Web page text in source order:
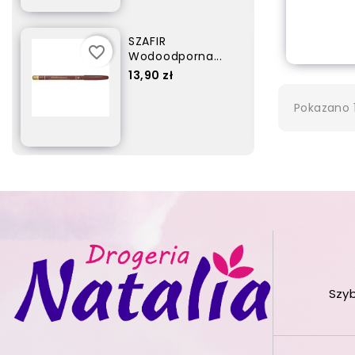
favorite_border
SZAFIR
Wodoodporna...
Cena
17,90 zł
Pokazano